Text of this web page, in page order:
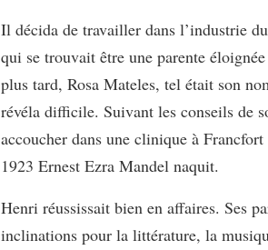
Il décida de travailler dans l’industrie
qui se trouvait être une parente
plus tard, Rosa Mateles, tel était son
révéla difficile. Suivant les conseils de
accoucher dans une clinique à
1923 Ernest Ezra Mandel naquit.
Henri réussissait bien en affaires. Ses
inclinations pour la littérature, la